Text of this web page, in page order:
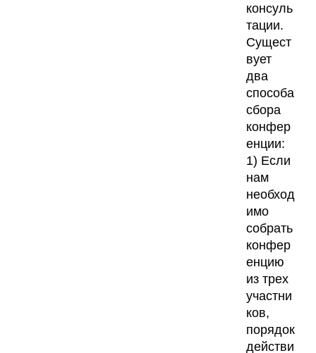
консуль
тации.
Сущест
вует
два
способа
сбора
конфер
енции:
1) Если
нам
необход
имо
собрать
конфер
енцию
из трех
участни
ков,
порядок
действи